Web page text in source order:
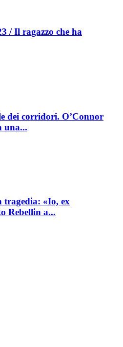
/ Il ragazzo che ha
dei corridori. O’Connor
una...
tragedia: «Io, ex
Rebellin a...